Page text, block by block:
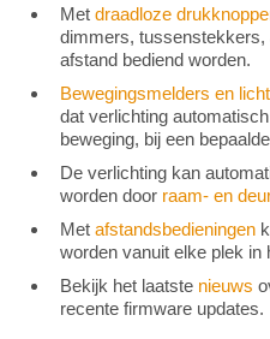
Met draadloze
dimmers, tussenstekkers,
afstand bediend worden.
Bewegingsmelders en
dat verlichting
beweging, bij een
De verlichting kan
worden door raam- en
Met afstandsbedieningen
worden vanuit elke plek in
Bekijk het laatste nieuws
recente firmware updates.